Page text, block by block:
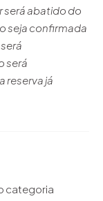
será abatido do
seja confirmada
será
reserva já
categoria